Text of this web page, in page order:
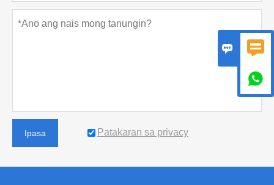
Ipasa Patakaran sa privacy
 
